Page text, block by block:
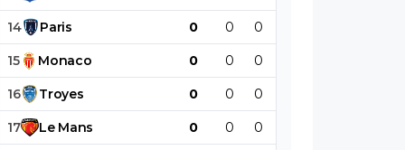
14 Paris 0 0 0
15 Monaco 0 0 0
16 Troyes 0 0 0
17 Le Mans 0 0 0